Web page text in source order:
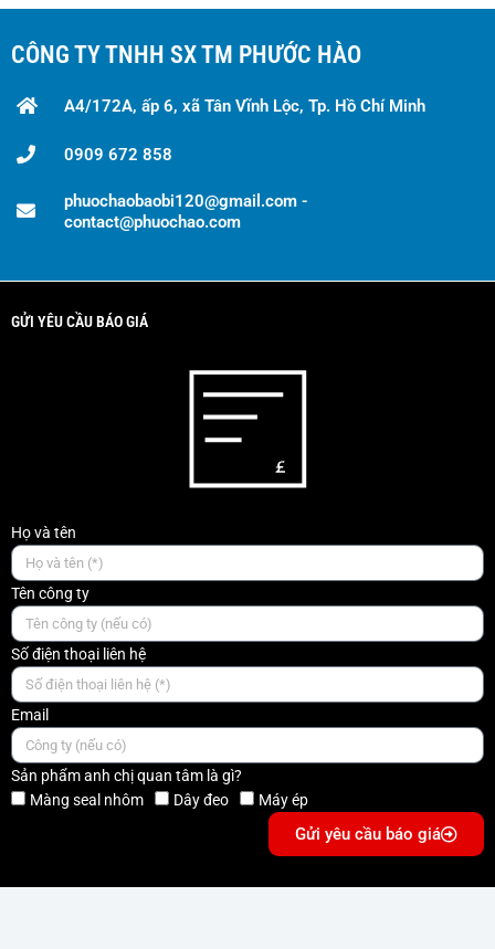
CÔNG TY TNHH SX TM PHƯỚC HÀO
A4/172A, ấp 6, xã Tân Vĩnh Lộc, Tp. Hồ Chí Minh
0909 672 858
phuochaobaobi120@gmail.com -
contact@phuochao.com
GỬI YÊU CẦU BÁO GIÁ
Họ và tên
Tên công ty
Số điện thoại liên hệ
Email
Sản phẩm anh chị quan tâm là gì?
Màng seal nhôm
Dây đeo Máy ép
Gửi yêu cầu báo giá